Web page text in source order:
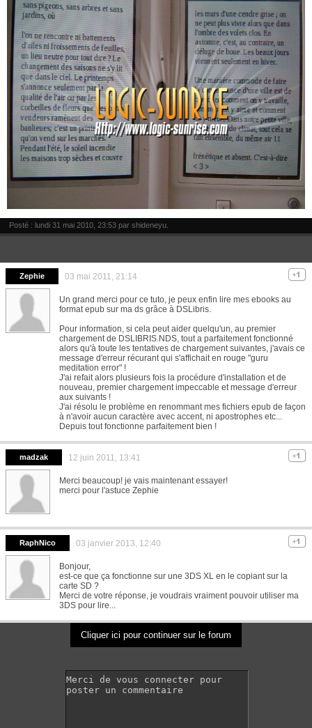
Posté : lundi 31 mai 2010, 23:53 par shideneyu
Zephie 03 mai 2011, 21:14
Un grand merci pour ce tuto, je peux enfin lire mes ebooks au
format epub sur ma ds grâce à DSLibris.
Pour information, si cela peut aider quelqu'un, au premier
chargement de DSLIBRIS.NDS, tout a parfaitement fonctionné
alors qu'à toute les tentatives de chargement suivantes, j'avais ce
message d'erreur récurant qui s'affichait en rouge "guru
meditation error" !
J'ai refait alors plusieurs fois la procédure d'installation et de
nouveau, premier chargement impeccable et message d'erreur
aux suivants !
J'ai résolu le problème en renommant mes fichiers epub de façon
à n'avoir aucun caractère avec accent, ni apostrophes etc...
Depuis tout fonctionne parfaitement bien !
madzak 12 juin 2011, 13:41
Merci beaucoup! je vais maintenant essayer!
merci pour l'astuce Zephie
RaphNico 03 janvier 2013, 12:40
Bonjour,
est-ce que ça fonctionne sur une 3DS XL en le copiant sur la
carte SD ?
Merci de votre réponse, je voudrais vraiment pouvoir utiliser ma
3DS pour lire...
Cliquer ici pour continuer sur le forum